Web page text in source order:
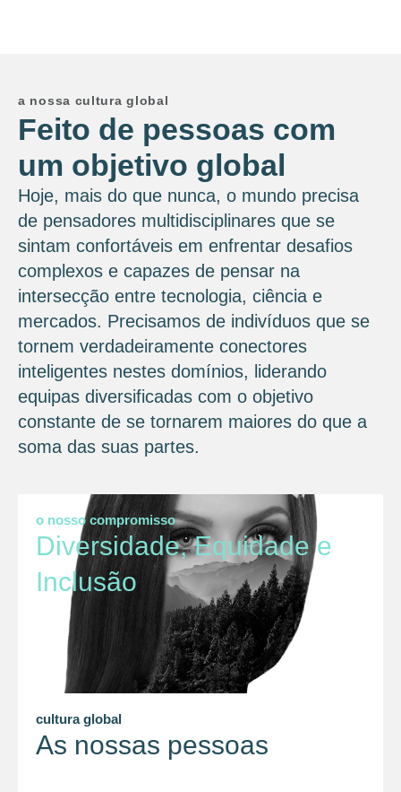
a nossa cultura global
Feito de pessoas com
um objetivo global
Hoje, mais do que nunca, o mundo precisa
de pensadores multidisciplinares que se
sintam confortáveis ​​em enfrentar desafios
complexos e capazes de pensar na
intersecção entre tecnologia, ciência e
mercados. Precisamos de indivíduos que se
tornem verdadeiramente conectores
inteligentes nestes domínios, liderando
equipas diversificadas com o objetivo
constante de se tornarem maiores do que a
soma das suas partes.
o nosso compromisso
Diversidade, Equidade e
Inclusão
cultura global
As nossas pessoas